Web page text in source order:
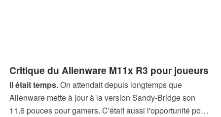
Critique du Alienware M11x R3 pour joueurs
Il était temps.On attendait depuis longtemps que
Alienware mette à jour à la version Sandy-Bridge son
11.6 pouces pour gamers. C'était aussi l'opportunité pour